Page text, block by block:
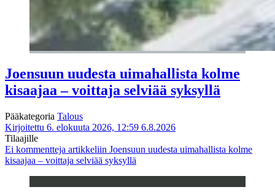
Joensuun uudesta uimahallista kolme
kisaajaa – voittaja selviää syksyllä
Pääkategoria Talous
Kirjoitettu 6. elokuuta 2026, 12:59 6.8.2026
Tilaajille
Ei kommentteja artikkeliin Joensuun uudesta uimahallista kolme
kisaajaa – voittaja selviää syksyllä